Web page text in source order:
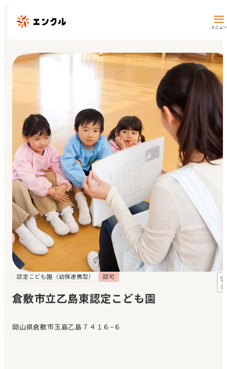
メニュー
保育園・幼稚園を探す
地域から探す
マイページ
閲覧履歴
お気に入り
見学日記
メッセージ
おすすめの園
エンクルの特徴と活用方法
認定こども園（幼保連携型） 認可
倉敷市立乙島東認定こども園
岡山県倉敷市玉島乙島７４１６−６